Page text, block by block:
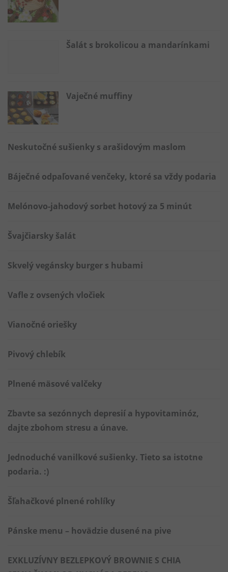
Šalát s brokolicou a mandarínkami
Vaječné muffiny
Neskutočné sušienky s arašidovým maslom
Báječné odpaľované venčeky, ktoré sa vždy podaria
Melónovo-jahodový sorbet hotový za 5 minút
Švajčiarsky šalát
Skvelý vegánsky burger s hubami
Vafle z ovsených vločiek
Vianočné oriešky
Pivový chlebík
Plnené mäsové valčeky
Zbavte sa sezónnych depresií a hypovitaminóz,
dajte zbohom stresu a únave.
Jednoduché vanilkové sušienky. Tieto sa istotne
podaria. :)
Šľahačkové plnené rohlíky
Pánske menu – hovädzie dusené na pive
EXKLUZÍVNY BEZLEPKOVÝ BROWNIE S CHIA